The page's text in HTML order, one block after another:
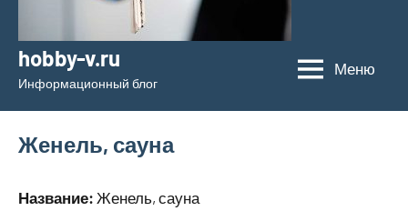
hobby-v.ru
Информационный блог
Меню
Женель, сауна
Название: Женель, сауна